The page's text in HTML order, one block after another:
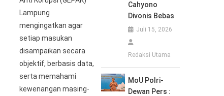
Lampung
mengingatkan agar
setiap masukan
disampaikan secara
objektif, berbasis data,
serta memahami
kewenangan masing-
Cahyono
Divonis Bebas
Juli 15, 2026
Redaksi Utama
MoU Polri-
Dewan Pers :